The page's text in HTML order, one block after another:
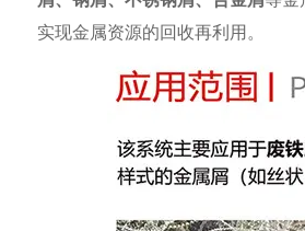
实现金属资源的回收再利用。